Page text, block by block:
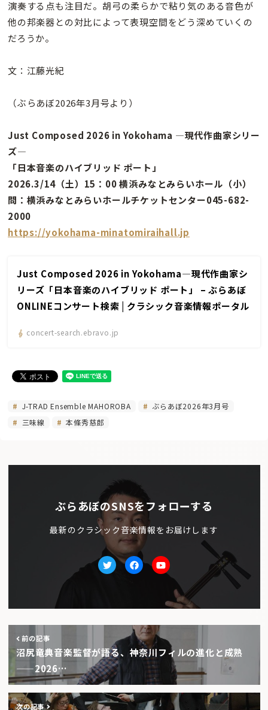
演奏する点も注目だ。胡弓の柔らかで粘り気のある音色が
他の邦楽器との対比によって表現空間をどう深めていくの
だろうか。
文：江藤光紀
（ぶらあぼ2026年3月号より）
Just Composed 2026 in Yokohama ―現代作曲家シリー
ズ―
「日本音楽のハイブリッド ポート」
2026.3/14（土）15：00 横浜みなとみらいホール（小）
問：横浜みなとみらいホールチケットセンター045-682-
2000
https://yokohama-minatomiraihall.jp
Just Composed 2026 in Yokohama―現代作曲家シ
リーズ「日本音楽のハイブリッド ポート」 – ぶらあぼ
ONLINEコンサート検索 | クラシック音楽情報ポータル
concert-search.ebravo.jp
J-TRAD Ensemble MAHOROBA
ぶらあぼ2026年3月号
三味線
本條秀慈郎
ぶらあぼのSNSをフォローする
最新のクラシック音楽情報をお届けします
TwitterfacebookYoutube
前の記事
沼尻竜典音楽監督が語る、神奈川フィルの進化と成熟
——2026…
次の記事